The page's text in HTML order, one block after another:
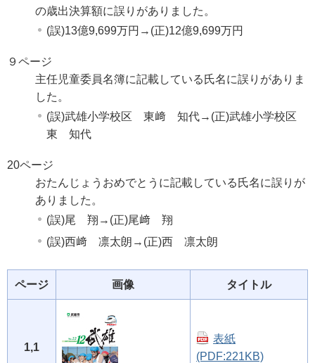
の歳出決算額に誤りがありました。
(誤)13億9,699万円→(正)12億9,699万円
９ページ
主任児童委員名簿に記載している氏名に誤りがありま
した。
(誤)武雄小学校区 東﨑 知代→(正)武雄小学校区
東 知代
20ページ
おたんじょうおめでとうに記載している氏名に誤りが
ありました。
(誤)尾 翔→(正)尾﨑 翔
(誤)西﨑 凛太朗→(正)西 凛太朗
ページ 画像 タイトル
1,1
表紙
(PDF:221KB)